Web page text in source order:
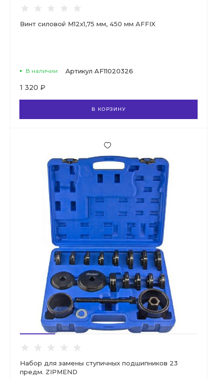
Винт силовой М12х1,75 мм, 450 мм AFFIX
В наличии Артикул AF11020326
1 320 ₽
В КОРЗИНУ
Набор для замены ступичных подшипников 23
предм. ZIPMEND